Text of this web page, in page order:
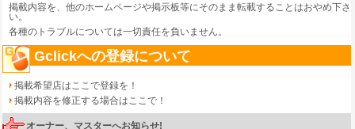
掲載内容を、他のホームページや掲示板等にそのまま転載することはおやめ下さ
い。
各種のトラブルについては一切責任を負いません。
Gclickへの登録について
掲載希望店はここで登録を！
掲載内容を修正する場合はここで！
オーナー、マスターへお知らせ!